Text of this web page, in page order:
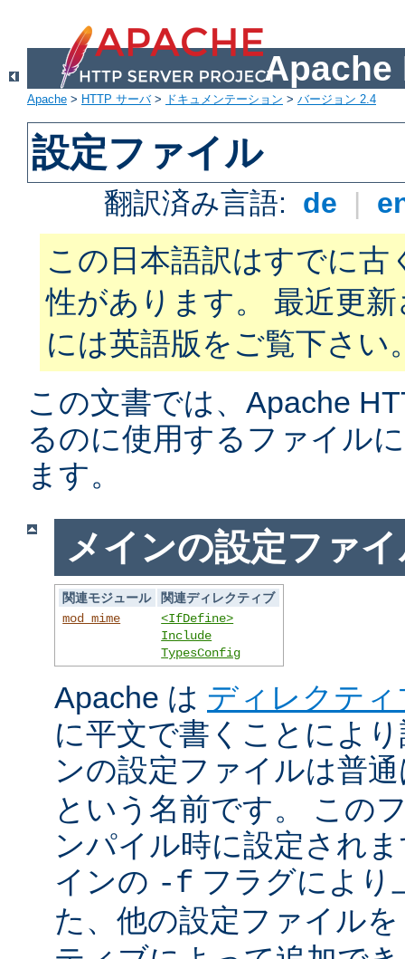
Apache
Apache > HTTP サーバ> ドキュメンテーション > バージョン 2.4
設定ファイル
翻訳済み言語: de |
この日本語訳はすでに古
性があります。 最近更
には英語版をご覧下さい
この文書では、Apache
るのに使用するファイル
ます。
メインの設定ファ
関連モジュール
関連ディレクティブ
mod_mime
<IfDefine>
Include
TypesConfig
Apache は ディレクティ
に平文で書くことによ
ンの設定ファイルは普
という名前です。 この
ンパイル時に設定され
インの -f フラグにより
た、他の設定ファイル